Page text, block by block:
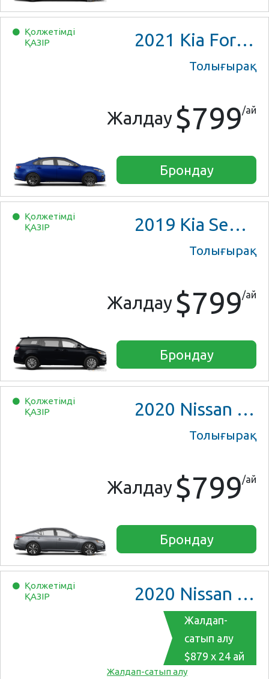
Қолжетімді
ҚАЗІР
2021 Kia Forte GT line
Толығырақ
Жалдау $799/ай
Брондау
Қолжетімді
ҚАЗІР
2019 Kia Sedona
Толығырақ
Жалдау $799/ай
Брондау
Қолжетімді
ҚАЗІР
2020 Nissan Altima
Толығырақ
Жалдау $799/ай
Брондау
Қолжетімді
ҚАЗІР
2020 Nissan Altima
Жалдап-
сатып алу
$879 x 24 ай
Жалдап-сатып алу